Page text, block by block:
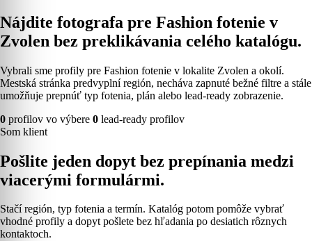
Nájdite fotografa pre Fashion fotenie v
Zvolen bez preklikávania celého katalógu.
Vybrali sme profily pre Fashion fotenie v lokalite Zvolen a okolí.
Mestská stránka predvyplní región, necháva zapnuté bežné filtre a stále
umožňuje prepnúť typ fotenia, plán alebo lead-ready zobrazenie.
0 profilov vo výbere 0 lead-ready profilov
Som klient
Pošlite jeden dopyt bez prepínania medzi
viacerými formulármi.
Stačí región, typ fotenia a termín. Katalóg potom pomôže vybrať
vhodné profily a dopyt pošlete bez hľadania po desiatich rôznych
kontaktoch.